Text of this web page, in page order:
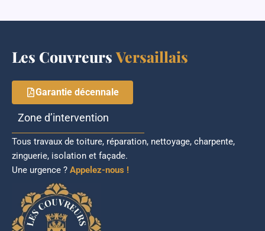
Les CouvreursVersaillais
Garantie décennale
Zone d’intervention
Tous travaux de toiture, réparation, nettoyage, charpente,
zinguerie, isolation et façade.
Une urgence ? Appelez-nous !